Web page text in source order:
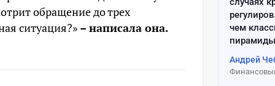
обращение до трех
ситуация?» – написала она.
чем
Андрей